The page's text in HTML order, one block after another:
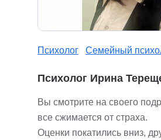
Психолог Семейный
Психолог Ирина
Вы смотрите на своего
все сжимается от страха.
Оценки покатились вниз,